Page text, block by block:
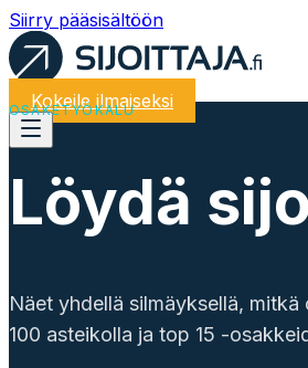
Siirry pääsisältöön
Kokeile ilmaiseksi
OSAKETYÖKALU
Löydä
Näet yhdellä silmäyksellä,
100 asteikolla ja top 15 -